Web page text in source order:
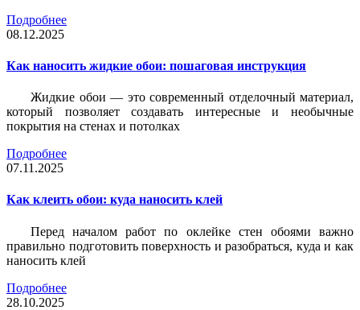
Подробнее
08.12.2025
Как наносить жидкие обои: пошаговая инструкция
Жидкие обои — это современный отделочный материал,
который позволяет создавать интересные и необычные
покрытия на стенах и потолках
Подробнее
07.11.2025
Как клеить обои: куда наносить клей
Перед началом работ по оклейке стен обоями важно
правильно подготовить поверхность и разобраться, куда и как
наносить клей
Подробнее
28.10.2025